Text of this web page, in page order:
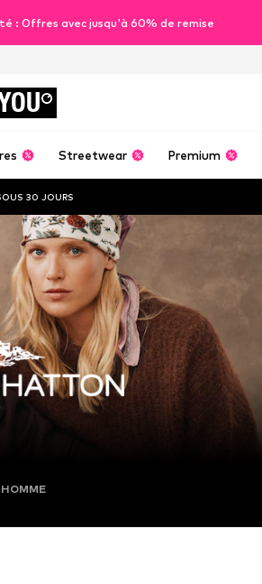
: Offres avec jusqu'à 60% de remise
Streetwear Premium
30 JOURS
HOMME